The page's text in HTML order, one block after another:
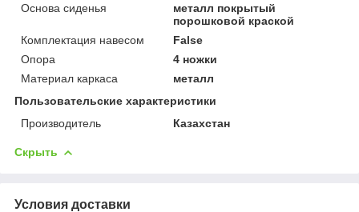
Основа сиденья
металл покрытый
порошковой краской
Комплектация навесом
False
Опора
4 ножки
Материал каркаса
металл
Пользовательские характеристики
Производитель
Казахстан
Скрыть
Условия доставки